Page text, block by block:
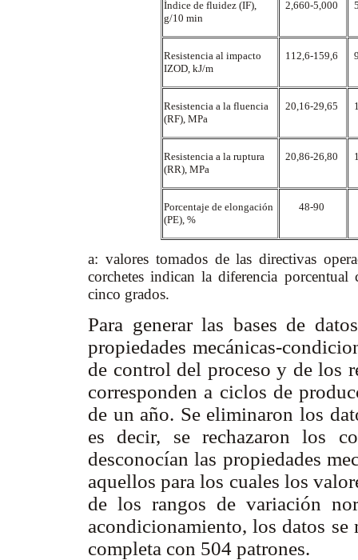
Índice de fluidez (IF),
g/10 min
2,660-5,000
Resistencia al impacto
IZOD, kJ/m
112,6-159,6
Resistencia a la fluencia
(RF), MPa
20,16-29,65
Resistencia a la ruptura
(RR), MPa
20,86-26,80
Porcentaje de elongación
(PE), %
48-90
a: valores tomados de las directivas
corchetes indican la diferencia
cinco grados.
Para generar las bases de
propiedades mecánicas-
de control del proceso y de los
corresponden a ciclos de
de un año. Se eliminaron los
es decir, se rechazaron los
desconocían las propiedades
aquellos para los cuales los
de los rangos de variación
acondicionamiento, los datos se
completa con 504 patrones.